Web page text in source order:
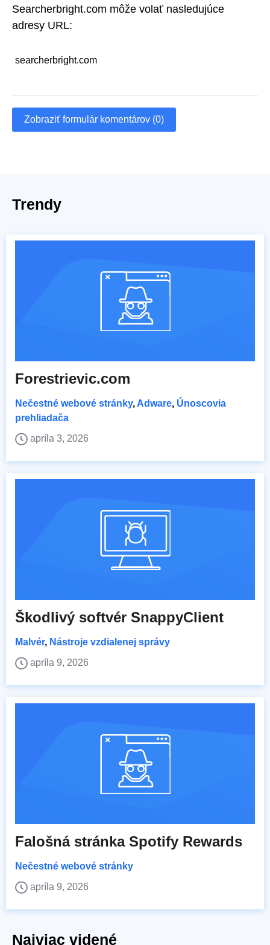
Searcherbright.com môže volať nasledujúce
adresy URL:
searcherbright.com
Zobraziť formulár komentárov (0)
Trendy
Forestrievic.com
Nečestné webové stránky, Adware, Únoscovia
prehliadača
apríla 3, 2026
Škodlivý softvér SnappyClient
Malvér, Nástroje vzdialenej správy
apríla 9, 2026
Falošná stránka Spotify Rewards
Nečestné webové stránky
apríla 9, 2026
Najviac videné